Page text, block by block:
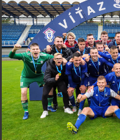
Loxodontapred 1
Páči